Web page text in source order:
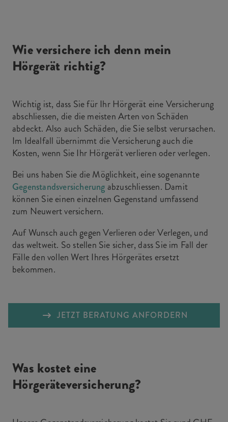
Wie versichere ich denn mein
Hörgerät richtig?
Wichtig ist, dass Sie für Ihr Hörgerät eine Versicherung
abschliessen, die die meisten Arten von Schäden
abdeckt. Also auch Schäden, die Sie selbst verursachen.
Im Idealfall übernimmt die Versicherung auch die
Kosten, wenn Sie Ihr Hörgerät verlieren oder verlegen.
Bei uns haben Sie die Möglichkeit, eine sogenannte
Gegenstandsversicherung abzuschliessen. Damit
können Sie einen einzelnen Gegenstand umfassend
zum Neuwert versichern.
Auf Wunsch auch gegen Verlieren oder Verlegen, und
das weltweit. So stellen Sie sicher, dass Sie im Fall der
Fälle den vollen Wert Ihres Hörgerätes ersetzt
bekommen.
JETZT BERATUNG ANFORDERN
Was kostet eine
Hörgeräteversicherung?